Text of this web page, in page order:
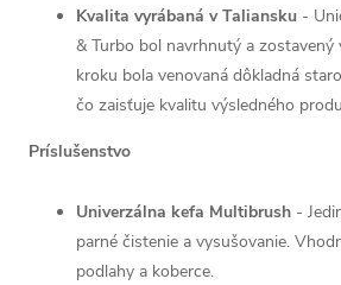
Kvalita vyrábaná v Taliansku -
& Turbo bol navrhnutý a zostavený
kroku bola venovaná dôkladná
čo zaisťuje kvalitu výsledného
Príslušenstvo
Univerzálna kefa Multibrush -
parné čistenie a vysušovanie.
podlahy a koberce.